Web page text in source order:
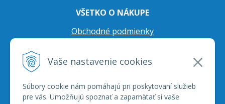
Vaše nastavenie cookies
Súbory cookie nám pomáhajú pri poskytovaní služieb
pre vás. Umožňujú spoznať a zapamätať si vaše
VŠETKO O NÁKUPE
Obchodné podmienky
Prepravné podmienky